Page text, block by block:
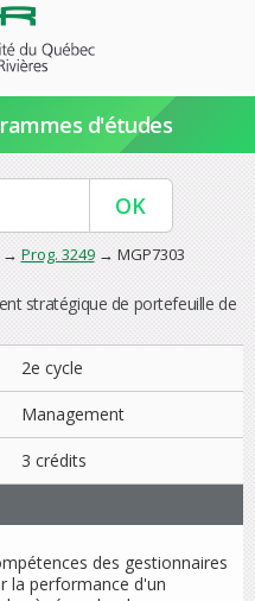
d'études
→ Prog. 3249→ MGP7303
stratégique de portefeuille de
2e cycle
Management
3 crédits
des gestionnaires
la performance d'un